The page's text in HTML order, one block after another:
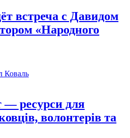
встреча с Давидом
«Народного
Коваль
— ресурси для
волонтерів та